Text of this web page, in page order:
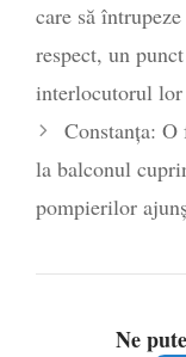
care să
respect, un
interlocutorul lor
Constanța: O
la balconul
pompierilor
Ne